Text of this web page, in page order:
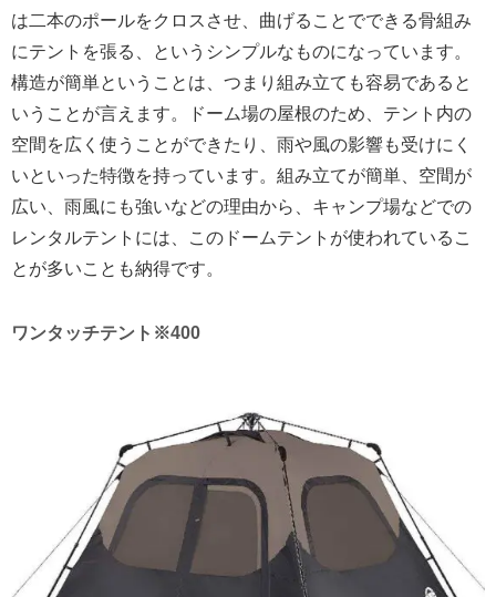
は二本のポールをクロスさせ、曲げることでできる骨組み
にテントを張る、というシンプルなものになっています。
構造が簡単ということは、つまり組み立ても容易であると
いうことが言えます。ドーム場の屋根のため、テント内の
空間を広く使うことができたり、雨や風の影響も受けにく
いといった特徴を持っています。組み立てが簡単、空間が
広い、雨風にも強いなどの理由から、キャンプ場などでの
レンタルテントには、このドームテントが使われているこ
とが多いことも納得です。
ワンタッチテント※400